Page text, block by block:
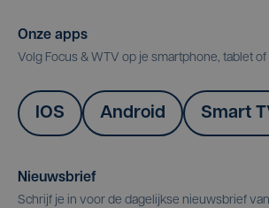
Onze apps
Volg Focus & WTV op je smartphone, tablet of
IOS Android Smart
Nieuwsbrief
Schrijf je in voor de dagelijkse nieuwsbrief